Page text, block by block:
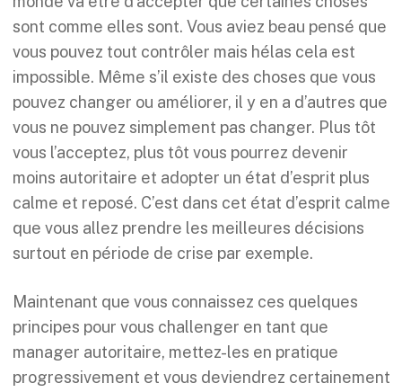
sont comme elles sont. Vous aviez beau pensé que
vous pouvez tout contrôler mais hélas cela est
impossible. Même s’il existe des choses que vous
pouvez changer ou améliorer, il y en a d’autres que
vous ne pouvez simplement pas changer. Plus tôt
vous l’acceptez, plus tôt vous pourrez devenir
moins autoritaire et adopter un état d’esprit plus
calme et reposé. C’est dans cet état d’esprit calme
que vous allez prendre les meilleures décisions
surtout en période de crise par exemple.
Maintenant que vous connaissez ces quelques
principes pour vous challenger en tant que
manager autoritaire, mettez-les en pratique
progressivement et vous deviendrez certainement